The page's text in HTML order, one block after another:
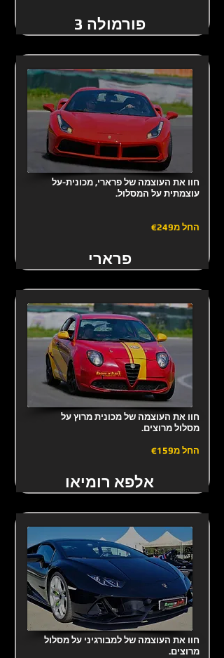
פורמולה 3
חוו את העוצמה של פרארי, מכונית-על
עוצמתית על המסלול.
החל מ€249
פרארי
חוו את העוצמה של מכונית מרוץ על
מסלול מרוצים.
החל מ€159
אלפא רומיאו
חוו את העוצמה של למבורגיני על מסלול
מרוצים.